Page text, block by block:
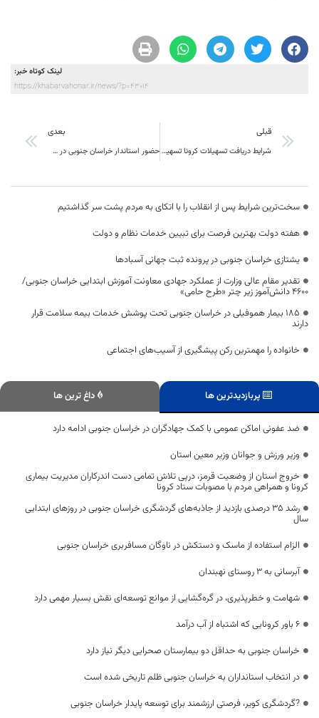
لینک کوتاه خبر:
https://khabarvahonar.ir/news/?p=43014
قبلی
شرایط دریافت تسهیلات کرونا تسهیل شد
بعدی
حضور استاندار خراسان جنوبی در سامانه سامد استان
سخت‌ترین شرایط پس از انقلاب را با اتکای به مردم پشت سر گذاشتیم
هفته دولت بهترین فرصت برای تبیین خدمات نظام و دولت
یشتازی خراسان جنوبی در پرونده ثبت جهانی آسبادها
تقدیر مقام عالی وزارت از عملکرد جهادی معاونت آموزش ابتدایی خراسان جنوبی/
۴۶۰۰ دانش‌آموز زیر چتر «طرح حامی»
۱۸۵ بیمار هموفیلی در خراسان جنوبی تحت پوشش خدمات بیمه سلامت قرار
دارند
خانواده را مهمترین رکن پیشگیری از آسیب‌های اجتماعی
پربازدیدترین ها داغ ترین ها
ضد عفونی اماکن عمومی با کمک جهادگران در خراسان جنوبی ادامه دارد
وزیر ورزش و جوانان وزیر معین استان
خروج استان از وضعیت قرمز، درپی تلاش تمامی دست اندرکاران مدیریت بیماری
کرونا و همراهی مردم با مصوبات ستاد کرونا
رشد 35 درصدی بازدید از جاذبه‌های گردشگری خراسان ‌جنوبی در روزهای ابتدایی
سال
الزام استفاده از ماسک و دستکش در ناوگان مسافربری خراسان جنوبی
آبرسانی به 3 روستای نهبندان
شهامت و خطرپذیری، در گره‌گشایی از موانع توسعه‌ای نقش بسیار مهمی دارد
6 باور کرونایی که اشتباه از آب درآمد
خراسان جنوبی به حداقل دو بیمارستان صحرایی دیگر نیاز دارد
در انتخاب استانداران به خراسان جنوبی ظلم تاریخی شده است
?گردشگری کویر، فرصتی ارزشمند برای توسعه پایدار خراسان جنوبی